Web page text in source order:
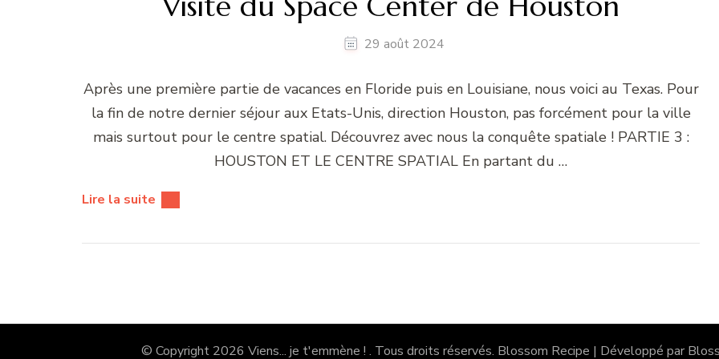
29 août 2024
Après une première partie de vacances en Floride puis en Louisiane, nous voici au Texas. Pour
la fin de notre dernier séjour aux Etats-Unis, direction Houston, pas forcément pour la ville
mais surtout pour le centre spatial. Découvrez avec nous la conquête spatiale ! PARTIE 3 :
HOUSTON ET LE CENTRE SPATIAL En partant du …
Lire la suite
© Copyright 2026 Viens... je t'emmène ! . Tous droits réservés. Blossom Recipe | Développé par